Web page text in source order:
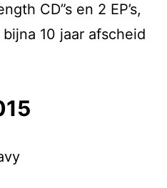
CD”s en 2 EP’s,
10 jaar afscheid